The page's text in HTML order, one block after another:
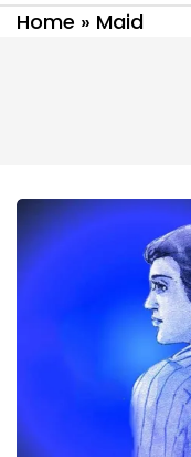
Home » Maid